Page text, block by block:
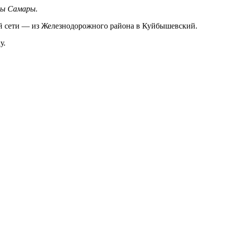
Самары.
сети — из Железнодорожного района в Куйбышевский.